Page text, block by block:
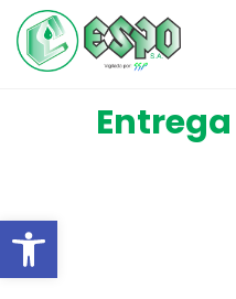
Abrir barra